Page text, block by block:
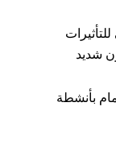
شديد
بأنشطة